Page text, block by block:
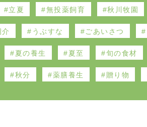
立夏 無投薬飼育 秋川牧園
うぶすな ごあいさつ
夏の養生 夏至 旬の食材
秋分 薬膳養生 贈り物